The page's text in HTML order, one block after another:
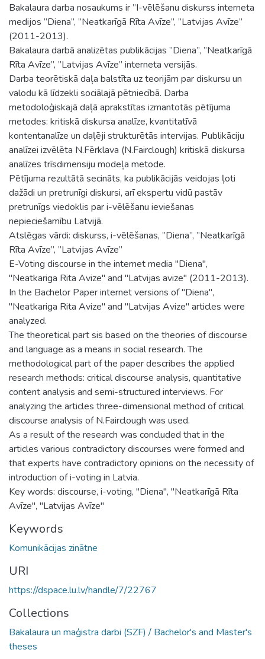
Bakalaura darba nosaukums ir ”I-vēlēšanu diskurss interneta
medijos ”Diena”, ”Neatkarīgā Rīta Avīze”, ”Latvijas Avīze”
(2011-2013).
Bakalaura darbā analizētas publikācijas ”Diena”, ”Neatkarīgā
Rīta Avīze”, ”Latvijas Avīze” interneta versijās.
Darba teorētiskā daļa balstīta uz teorijām par diskursu un
valodu kā līdzekli sociālajā pētniecībā. Darba
metodoloģiskajā daļā aprakstītas izmantotās pētījuma
metodes: kritiskā diskursa analīze, kvantitatīvā
kontentanalīze un daļēji strukturētās intervijas. Publikāciju
analīzei izvēlēta N.Fērklava (N.Fairclough) kritiskā diskursa
analīzes trīsdimensiju modeļa metode.
Pētījuma rezultātā secināts, ka publikācijās veidojas ļoti
dažādi un pretrunīgi diskursi, arī ekspertu vidū pastāv
pretrunīgs viedoklis par i-vēlēšanu ieviešanas
nepieciešamību Latvijā.
Atslēgas vārdi: diskurss, i-vēlēšanas, ”Diena”, ”Neatkarīgā
Rīta Avīze”, ”Latvijas Avīze”
E-Voting discourse in the internet media "Diena",
"Neatkariga Rita Avize" and "Latvijas avize" (2011-2013).
In the Bachelor Paper internet versions of "Diena",
"Neatkariga Rita Avize" and "Latvijas Avize" articles were
analyzed.
The theoretical part sis based on the theories of discourse
and language as a means in social research. The
methodological part of the paper describes the applied
research methods: critical discourse analysis, quantitative
content analysis and semi-structured interviews. For
analyzing the articles three-dimensional method of critical
discourse analysis of N.Fairclough was used.
As a result of the research was concluded that in the
articles various contradictory discourses were formed and
that experts have contradictory opinions on the necessity of
introduction of i-voting in Latvia.
Key words: discourse, i-voting, "Diena", "Neatkarīgā Rīta
Avīze", "Latvijas Avīze"
Keywords
Komunikācijas zinātne
URI
https://dspace.lu.lv/handle/7/22767
Collections
Bakalaura un maģistra darbi (SZF) / Bachelor's and Master's
theses